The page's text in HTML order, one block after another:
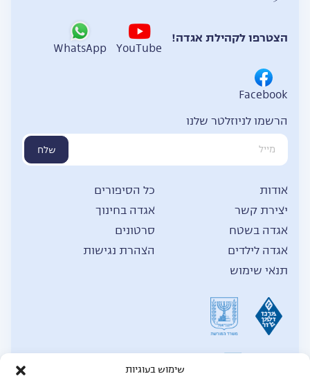
שימוש בעוגיות
הצטרפו לקהילת אגדה!
YouTube
WhatsApp
Facebook
הרשמו לניוזלטר שלנו
שלח
אודות
כל הסיפורים
יצירת קשר
הצהרת נגישות
אגדה בחינוך
אגדה בשטח
תנאי שימוש
סרטונים
אגדה לילדים